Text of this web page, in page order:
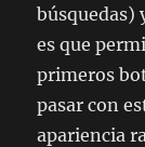
búsquedas)
es que
primeros
pasar con
apariencia